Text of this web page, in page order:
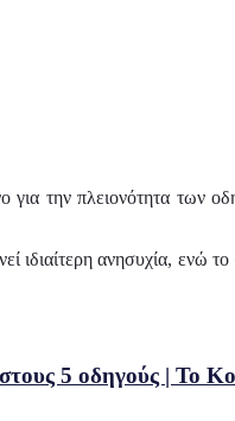
για την πλειονότητα των
ιδιαίτερη ανησυχία, ενώ
5 οδηγούς | Το